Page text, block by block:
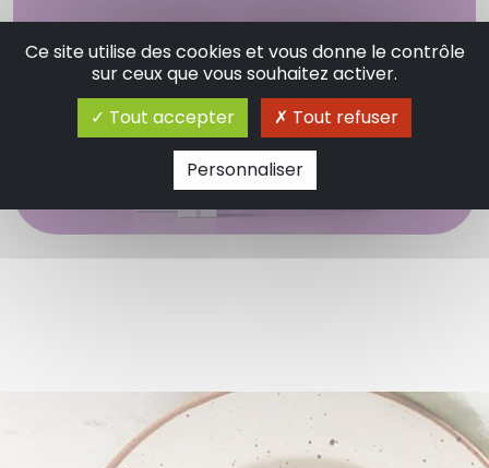
Ce site utilise des cookies et vous donne le contrôle
sur ceux que vous souhaitez activer.
Tout accepter
Tout refuser
Personnaliser